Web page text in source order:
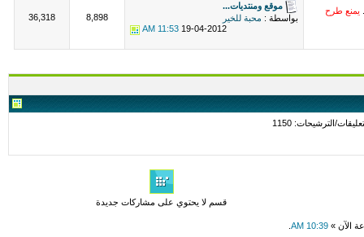
يمنع طرح
موقع ومنتديات...
بواسطة : محبة للخير
19-04-2012
11:53 AM
8,898
36,318
قسم لا يحتوي على مشاركات جديدة
الآن » 10:39 AM